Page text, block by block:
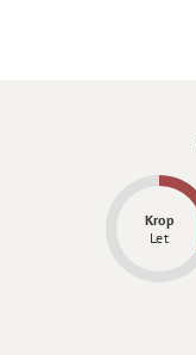
Krop
Let